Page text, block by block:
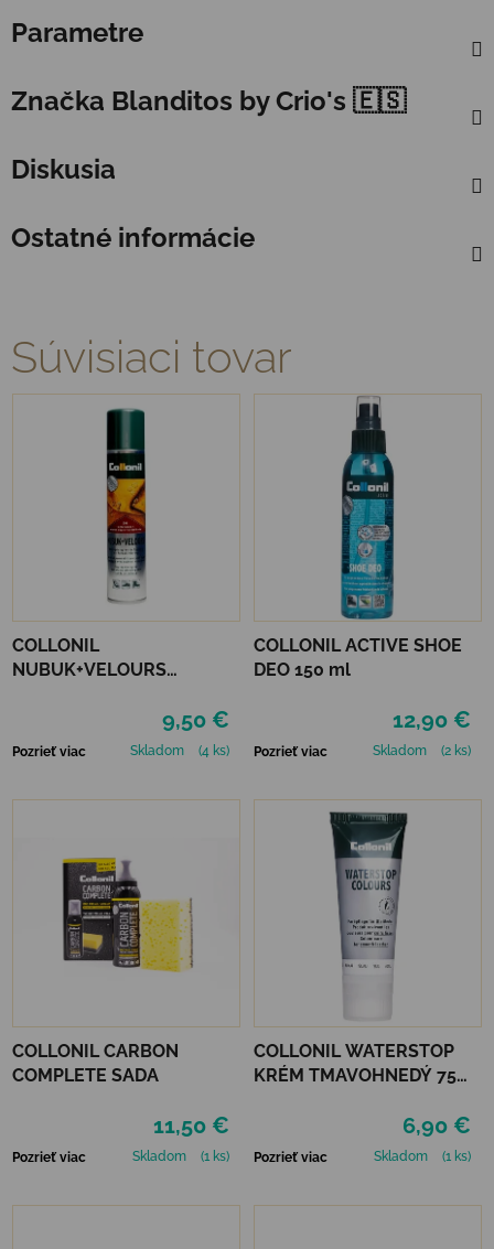
Parametre
Značka Blanditos by Crio's 🇪🇸
Diskusia
Ostatné informácie
Súvisiaci tovar
COLLONIL
NUBUK+VELOURS
9,50 €
Pozrieť viac Skladom (4 ks)
COLLONIL ACTIVE SHOE
DEO 150 ml
12,90 €
Pozrieť viac Skladom (2 ks)
COLLONIL CARBON
COMPLETE SADA
11,50 €
Pozrieť viac Skladom (1 ks)
COLLONIL WATERSTOP
KRÉM TMAVOHNEDÝ 75
6,90 €
Pozrieť viac Skladom (1 ks)